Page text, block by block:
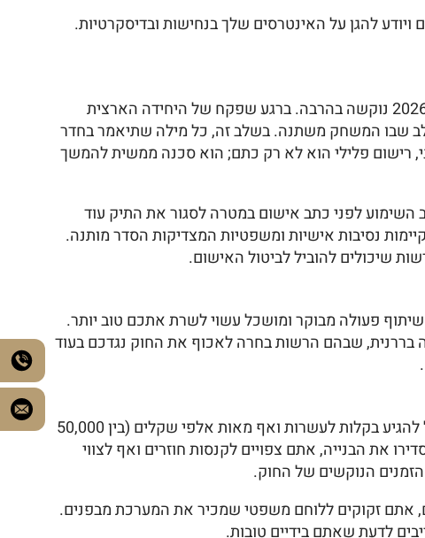
להגן על האינטרסים שלך בנחישות ובדיסקרטיות.
רבים מבעלי הנכסים בישראל נוטים לחשוב שחריגת בנייה היא עניין בירוקרטי גרידא, אך המציאות המשפטית בשנת 2026 נוקשה בהרבה. ברגע שפקח של היחידה הארצית
שבו המשחק משתנה. בשלב זה, כל מילה שתיאמר בחדר
רישום פלילי הוא לא רק כתם; הוא סכנה ממשית להמשך
השימוע לפני כתב אישום במטרה לסגור את התיק עוד
נסיבות אישיות ומשפטיות המצדיקות הסדר מותנה.
שיכולים להוביל לביטול האישום.
פעולה מבוקר ומושכל עשוי לשרת אתכם טוב יותר.
בררנית, שבהם הרשות בחרה לאכוף את החוק נגדכם בעוד
בשנים האחרונות המדינה העבירה הילוך בשימוש בקנסות מינהליים. בשנת 2026, גובה הקנסות על חריגות בנייה יכול להגיע בקלות לעשרות ואף מאות אלפי שקלים (בין 50,000
את הבנייה, אתם צפויים לקנסות חוזרים ואף לצווי
הנוקשים של החוק.
אתם זקוקים ללוחם משפטי שמכיר את המערכת מבפנים.
לדעת שאתם בידיים טובות.